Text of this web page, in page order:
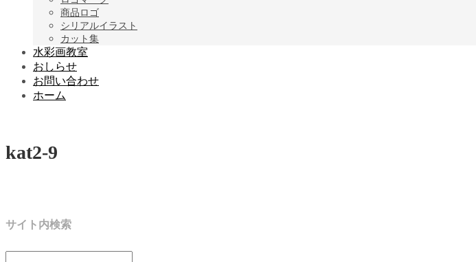
商品ロゴ
シリアルイラスト
カット集
水彩画教室
おしらせ
お問い合わせ
ホーム
kat2-9
サイト内検索